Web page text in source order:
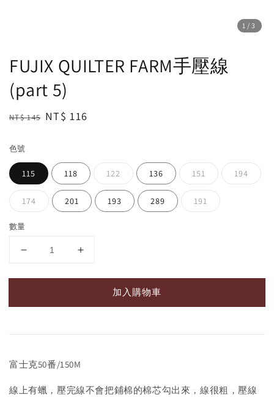
1 /3
FUJIX QUILTER FARM手壓線
(part 5)
Regular
NT$ 145 Sale
NT$ 116
色號
115 118 122 136 151 194
174 201 193 289 191
數量
加入購物車
富士克50番/150M
線上有蠟，壓完線不會把鋪棉的棉芯勾出來，線很粗，壓線